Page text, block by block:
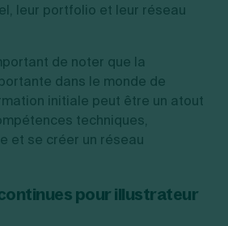
leur portfolio et leur réseau
de noter que la
dans le monde de
initiale peut être un atout
techniques,
et se créer un réseau
pour illustrateur